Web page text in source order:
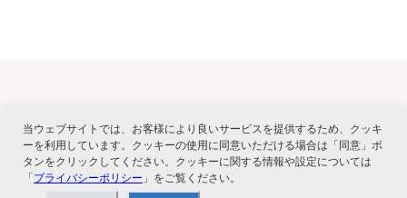
関連サービス
当ウェブサイトでは、お客様により良いサービスを提供するため、クッキ
ーを利用しています。クッキーの使用に同意いただける場合は「同意」ボ
タンをクリックしてください。クッキーに関する情報や設定については
「プライバシーポリシー 」をご覧ください。